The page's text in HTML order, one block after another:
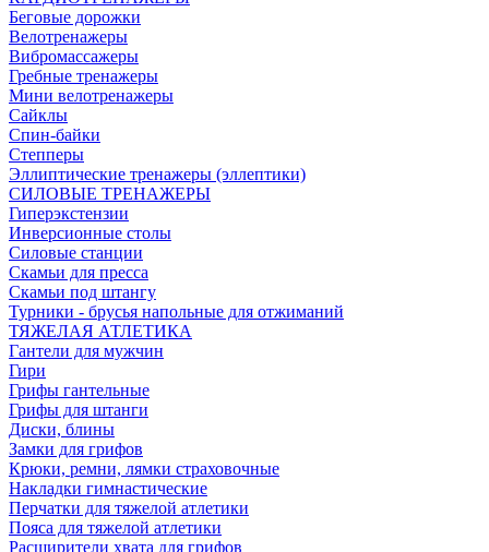
Беговые дорожки
Велотренажеры
Вибромассажеры
Гребные тренажеры
Мини велотренажеры
Сайклы
Спин-байки
Степперы
Эллиптические тренажеры (эллептики)
СИЛОВЫЕ ТРЕНАЖЕРЫ
Гиперэкстензии
Инверсионные столы
Силовые станции
Скамьи для пресса
Скамьи под штангу
Турники - брусья напольные для отжиманий
ТЯЖЕЛАЯ АТЛЕТИКА
Гантели для мужчин
Гири
Грифы гантельные
Грифы для штанги
Диски, блины
Замки для грифов
Крюки, ремни, лямки страховочные
Накладки гимнастические
Перчатки для тяжелой атлетики
Пояса для тяжелой атлетики
Расширители хвата для грифов